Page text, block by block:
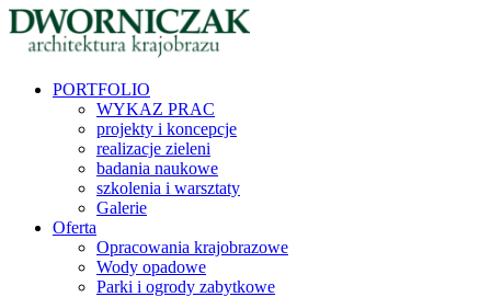
PORTFOLIO
WYKAZ PRAC
projekty i koncepcje
realizacje zieleni
badania naukowe
szkolenia i warsztaty
Galerie
Oferta
Opracowania krajobrazowe
Wody opadowe
Parki i ogrody zabytkowe